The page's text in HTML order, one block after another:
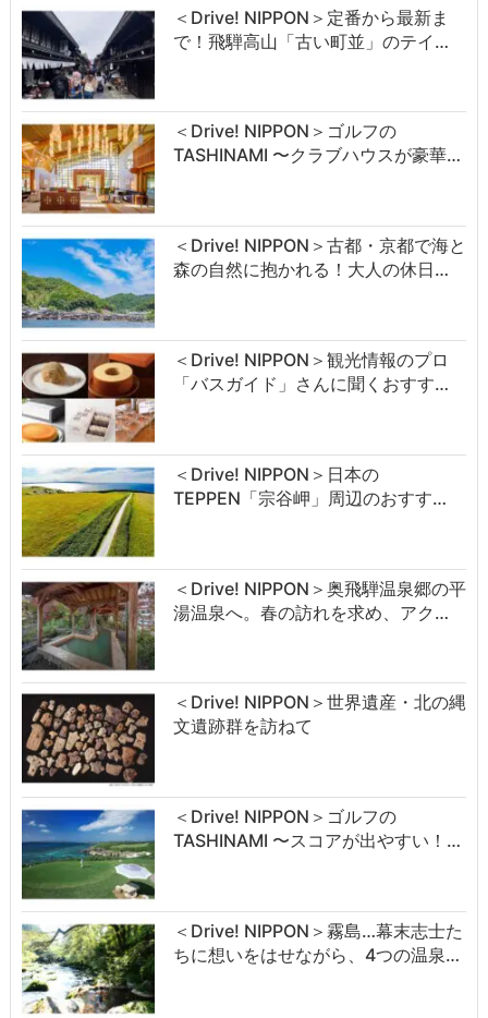
＜Drive! NIPPON＞定番から最新ま
で！飛騨高山「古い町並」のテイ…
＜Drive! NIPPON＞ゴルフの
TASHINAMI 〜クラブハウスが豪華…
＜Drive! NIPPON＞古都・京都で海と
森の自然に抱かれる！大人の休日…
＜Drive! NIPPON＞観光情報のプロ
「バスガイド」さんに聞くおすす…
＜Drive! NIPPON＞日本の
TEPPEN「宗谷岬」周辺のおすす…
＜Drive! NIPPON＞奥飛騨温泉郷の平
湯温泉へ。春の訪れを求め、アク…
＜Drive! NIPPON＞世界遺産・北の縄
文遺跡群を訪ねて
＜Drive! NIPPON＞ゴルフの
TASHINAMI 〜スコアが出やすい！…
＜Drive! NIPPON＞霧島…幕末志士た
ちに想いをはせながら、4つの温泉…